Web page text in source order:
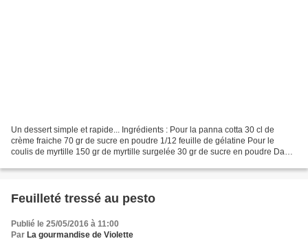
Un dessert simple et rapide... Ingrédients : Pour la panna cotta 30 cl de
crème fraiche 70 gr de sucre en poudre 1/12 feuille de gélatine Pour le
coulis de myrtille 150 gr de myrtille surgelée 30 gr de sucre en poudre Dans
Feuilleté tressé au pesto
Publié le 25/05/2016 à 11:00
Par La gourmandise de Violette